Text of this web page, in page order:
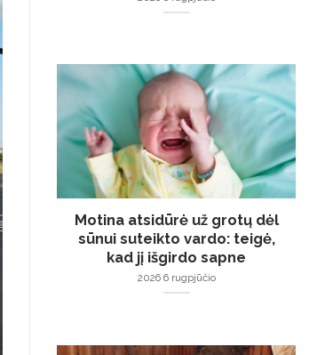
Motina atsidūrė už grotų dėl
sūnui suteikto vardo: teigė,
kad jį išgirdo sapne
2026 6 rugpjūčio